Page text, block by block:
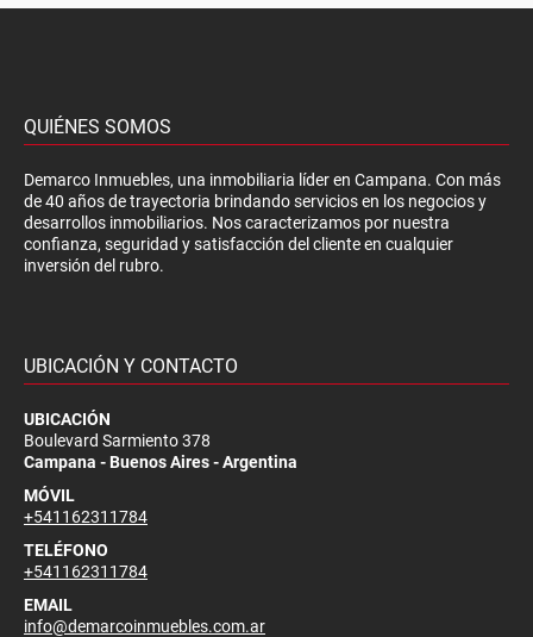
QUIÉNES SOMOS
Demarco Inmuebles, una inmobiliaria líder en Campana. Con más
de 40 años de trayectoria brindando servicios en los negocios y
desarrollos inmobiliarios. Nos caracterizamos por nuestra
confianza, seguridad y satisfacción del cliente en cualquier
inversión del rubro.
UBICACIÓN Y CONTACTO
UBICACIÓN
Boulevard Sarmiento 378
Campana - Buenos Aires - Argentina
MÓVIL
+541162311784
TELÉFONO
+541162311784
EMAIL
info@demarcoinmuebles.com.ar